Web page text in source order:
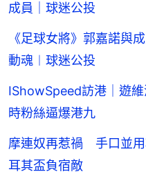
成員｜球迷公投
《足球女將》郭嘉諾與
動魂︱球迷公投
IShowSpeed訪港｜遊
時粉絲逼爆港九
摩連奴再惹禍 手口並
耳其盃負宿敵